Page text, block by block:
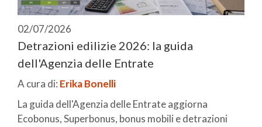
02/07/2026
Detrazioni edilizie 2026: la guida
dell'Agenzia delle Entrate
A cura di: Erika Bonelli
La guida dell'Agenzia delle Entrate aggiorna
Ecobonus, Superbonus, bonus mobili e detrazioni